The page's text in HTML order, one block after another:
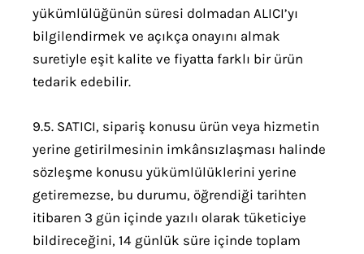
yükümlülüğünün süresi dolmadan ALICI’yı
bilgilendirmek ve açıkça onayını almak
suretiyle eşit kalite ve fiyatta farklı bir ürün
tedarik edebilir.
9.5. SATICI, sipariş konusu ürün veya hizmetin
yerine getirilmesinin imkânsızlaşması halinde
sözleşme konusu yükümlülüklerini yerine
getiremezse, bu durumu, öğrendiği tarihten
itibaren 3 gün içinde yazılı olarak tüketiciye
bildireceğini, 14 günlük süre içinde toplam